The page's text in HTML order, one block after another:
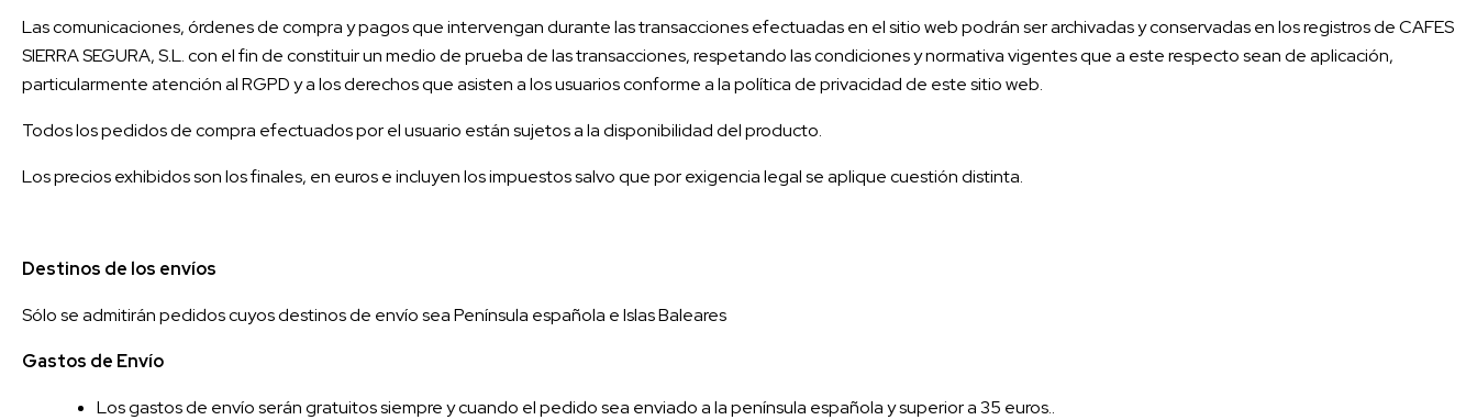
Las comunicaciones, órdenes de compra y pagos que intervengan durante las transacciones efectuadas en el sitio web podrán ser archivadas y conservadas en los registros de CAFES
SIERRA SEGURA, S.L. con el fin de constituir un medio de prueba de las transacciones, respetando las condiciones y normativa vigentes que a este respecto sean de aplicación,
particularmente atención al RGPD y a los derechos que asisten a los usuarios conforme a la política de privacidad de este sitio web.
Todos los pedidos de compra efectuados por el usuario están sujetos a la disponibilidad del producto.
Los precios exhibidos son los finales, en euros e incluyen los impuestos salvo que por exigencia legal se aplique cuestión distinta.
Destinos de los envíos
Sólo se admitirán pedidos cuyos destinos de envío sea Península española e Islas Baleares
Gastos de Envío
Los gastos de envío serán gratuitos siempre y cuando el pedido sea enviado a la península española y superior a 35 euros..